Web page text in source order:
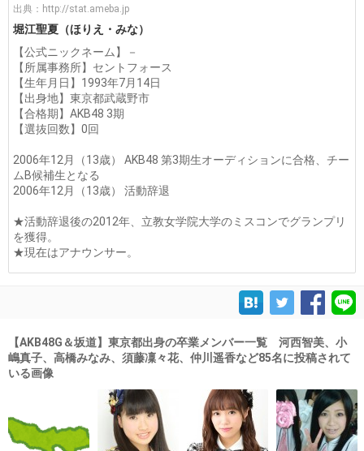
出典： http://stat.ameba.jp
堀江聖夏（ほりえ・みな）
【公式ニックネーム】－
【所属事務所】セントフォース
【生年月日】1993年7月14日
【出身地】東京都武蔵野市
【合格期】AKB48 3期
【選抜回数】0回
2006年12月（13歳） AKB48 第3期生オーディションに合格、チー
ムB候補生となる
2006年12月（13歳） 活動辞退
★活動辞退後の2012年、立教女学院大学のミスコンでグランプリ
を獲得。
★現在はアナウンサー。
【AKB48G＆坂道】東京都出身の卒業メンバー一覧 河西智美、小
嶋真子、高橋みなみ、須藤凜々花、仲川遥香など85名に投稿されて
いる画像